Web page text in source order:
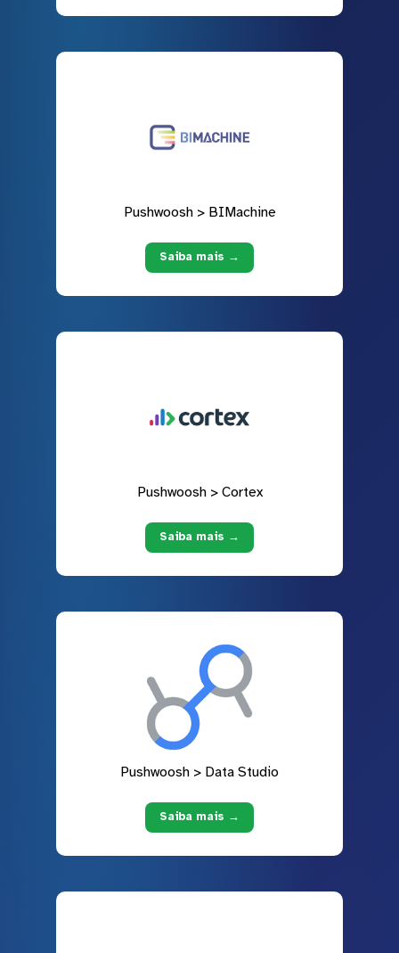
Pushwoosh > BIMachine
Saiba mais →
Pushwoosh > Cortex
Saiba mais →
Pushwoosh > Data Studio
Saiba mais →